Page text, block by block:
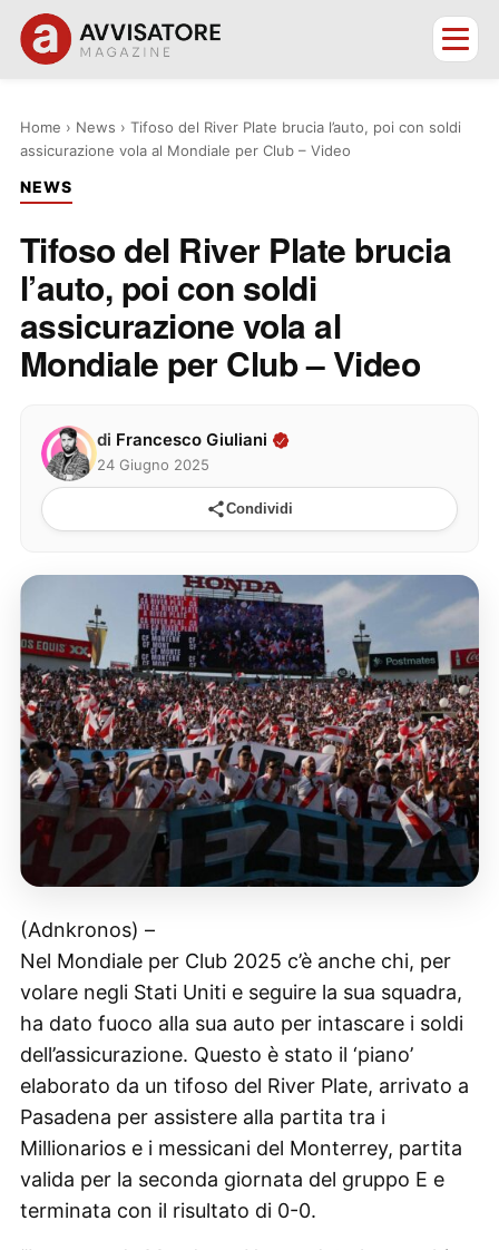
Home › News › Tifoso del River Plate brucia l’auto, poi con soldi
assicurazione vola al Mondiale per Club – Video
NEWS
Tifoso del River Plate brucia
l’auto, poi con soldi
assicurazione vola al
Mondiale per Club – Video
di Francesco Giuliani
24 Giugno 2025
Condividi
(Adnkronos) –
Nel Mondiale per Club 2025 c’è anche chi, per
volare negli Stati Uniti e seguire la sua squadra,
ha dato fuoco alla sua auto per intascare i soldi
dell’assicurazione. Questo è stato il ‘piano’
elaborato da un tifoso del River Plate, arrivato a
Pasadena per assistere alla partita tra i
Millionarios e i messicani del Monterrey, partita
valida per la seconda giornata del gruppo E e
terminata con il risultato di 0-0.